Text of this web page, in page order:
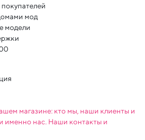
мод
модели
магазине: кто мы, наши клиенты и
именно нас. Наши контакты и